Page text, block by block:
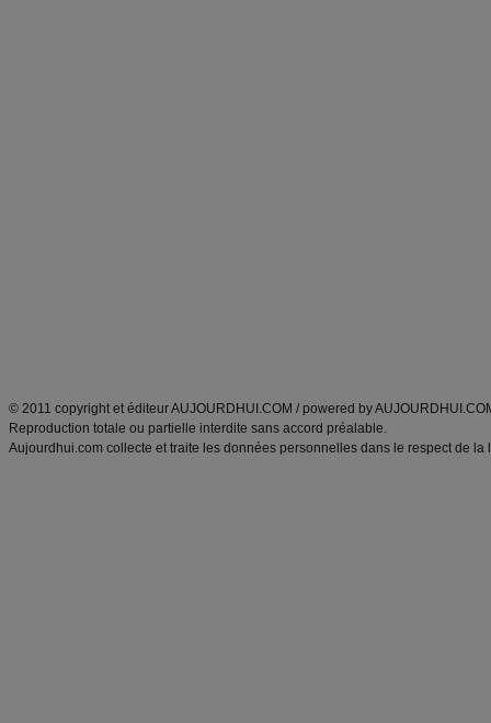
© 2011 copyright et éditeur AUJOURDHUI.COM / powered by
Reproduction totale ou partielle interdite sans accord préalable.
Aujourdhui.com collecte et traite les données personnelles dans le respect de